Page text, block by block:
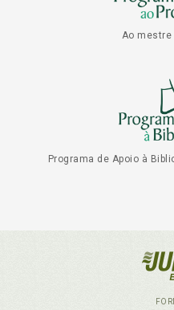
Ao
Programa de Apoio à